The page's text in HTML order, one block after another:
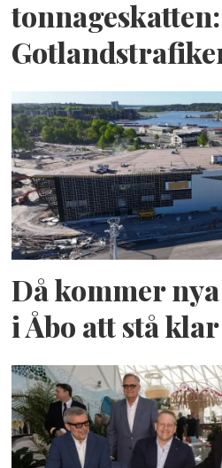
Då kommer
i Åbo att stå klar